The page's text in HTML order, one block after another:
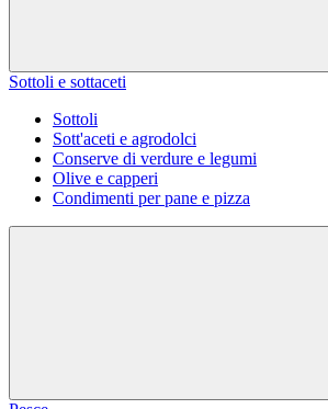
Sottoli e sottaceti
Sottoli
Sott'aceti e agrodolci
Conserve di verdure e legumi
Olive e capperi
Condimenti per pane e pizza